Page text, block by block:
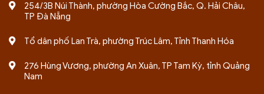
254/3B Núi Thành, phường Hòa Cường Bắc, Q. Hải Châu,
TP Đà Nẵng
Tổ dân phố Lan Trà, phường Trúc Lâm, Tỉnh Thanh Hóa
276 Hùng Vương, phường An Xuân, TP Tam Kỳ, tỉnh Quảng
Nam